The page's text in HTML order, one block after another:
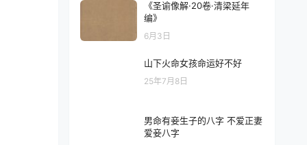
《圣谕像解·20卷·清梁延年
编》
6月3日
山下火命女孩命运好不好
25年7月8日
男命有妾生子的八字 不爱正妻
爱妾八字